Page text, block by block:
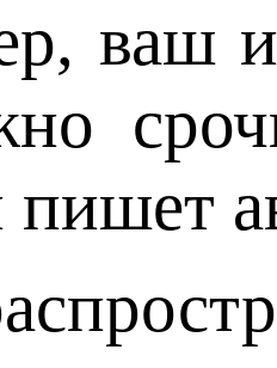
ваш
пишет